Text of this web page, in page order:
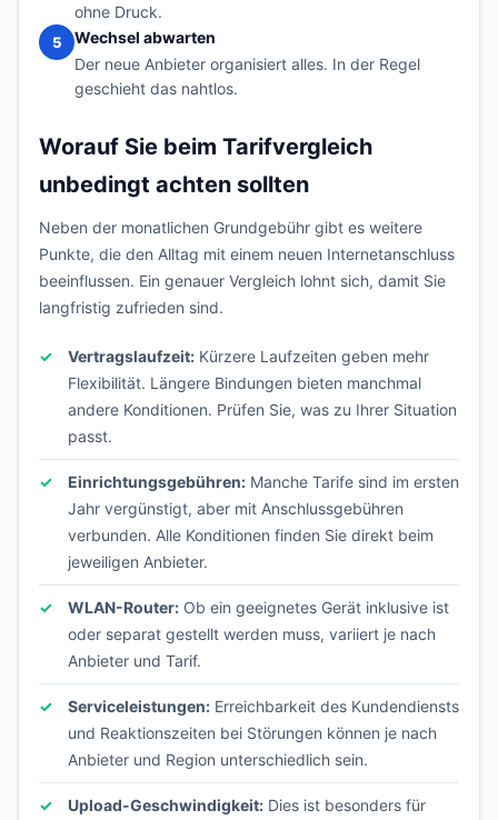
ohne Druck.
5
Wechsel abwarten
Der neue Anbieter organisiert alles. In der Regel
geschieht das nahtlos.
Worauf Sie beim Tarifvergleich
unbedingt achten sollten
Neben der monatlichen Grundgebühr gibt es weitere
Punkte, die den Alltag mit einem neuen Internetanschluss
beeinflussen. Ein genauer Vergleich lohnt sich, damit Sie
langfristig zufrieden sind.
Vertragslaufzeit: Kürzere Laufzeiten geben mehr
Flexibilität. Längere Bindungen bieten manchmal
andere Konditionen. Prüfen Sie, was zu Ihrer Situation
passt.
Einrichtungsgebühren: Manche Tarife sind im ersten
Jahr vergünstigt, aber mit Anschlussgebühren
verbunden. Alle Konditionen finden Sie direkt beim
jeweiligen Anbieter.
WLAN-Router: Ob ein geeignetes Gerät inklusive ist
oder separat gestellt werden muss, variiert je nach
Anbieter und Tarif.
Serviceleistungen: Erreichbarkeit des Kundendiensts
und Reaktionszeiten bei Störungen können je nach
Anbieter und Region unterschiedlich sein.
Upload-Geschwindigkeit: Dies ist besonders für